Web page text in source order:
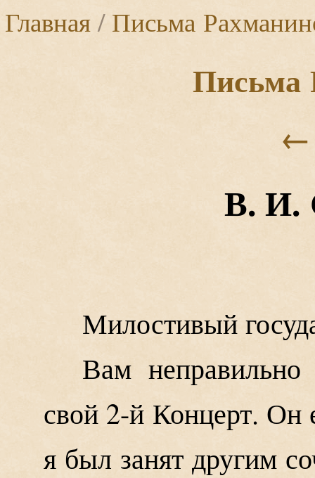
Главная/Письма
Письма
←
В. И.
Милостивый
Вам
свой 2-й Концерт. Он
я был занят другим